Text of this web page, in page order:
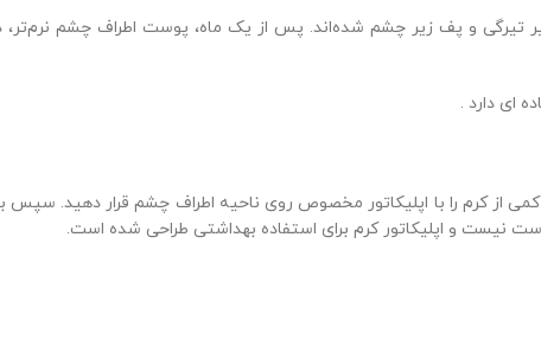
تیرگی و پف زیر چشم شده‌اند. پس از یک ماه، پوست اطراف چشم
ای دارد .
از کرم را با اپلیکاتور مخصوص روی ناحیه اطراف چشم قرار دهید.
و اپلیکاتور کرم برای استفاده بهداشتی طراحی شده است.